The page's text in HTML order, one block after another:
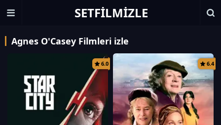
SETFILMIZLE
Agnes O'Casey Filmleri izle
6.0 6.4